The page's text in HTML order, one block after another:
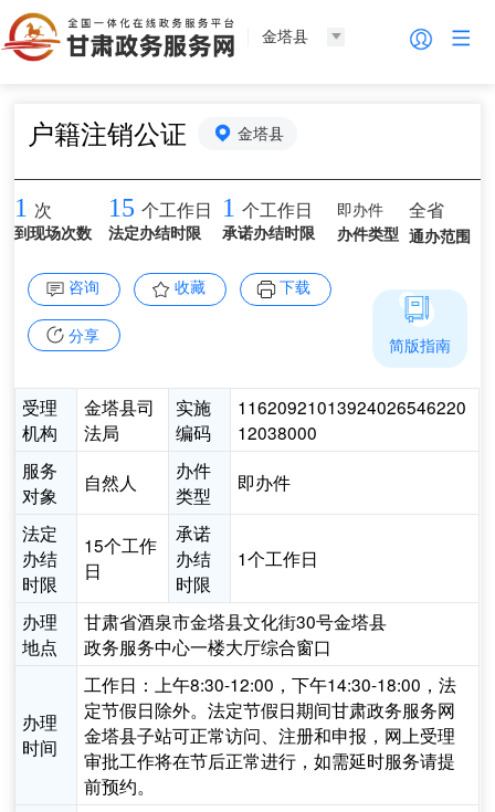
金塔县
户籍注销公证 金塔县
1 次
到现场次数
15 个工作日
法定办结时限
1 个工作日
承诺办结时限
即办件
办件类型
全省
通办范围
咨询 收藏 下载
分享
受理
机构
金塔县司
法局
实施
编码
11620921013924026546220
12038000
服务
对象
自然人
办件
类型
即办件
法定
办结
时限
15个工作
日
承诺
办结
时限
1个工作日
办理
地点
甘肃省酒泉市金塔县文化街30号金塔县
政务服务中心一楼大厅综合窗口
办理
时间
工作日：上午8:30-12:00，下午14:30-18:00，法
定节假日除外。法定节假日期间甘肃政务服务网
金塔县子站可正常访问、注册和申报，网上受理
审批工作将在节后正常进行，如需延时服务请提
前预约。
简版指南